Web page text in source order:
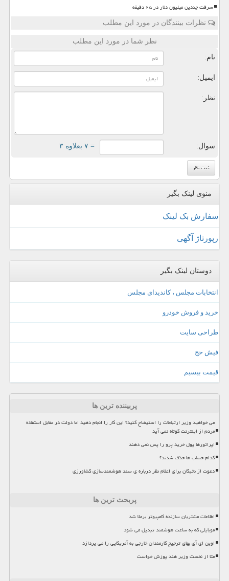
سرقت چندین میلیون دلار در ۲۵ دقیقه
نظرات بینندگان در مورد این مطلب
نظر شما در مورد این مطلب
نام:
ایمیل:
نظر:
سوال: = ۷ بعلاوه ۳
منوی لینک بگیر
سفارش بک لینک
رپورتاژ آگهی
دوستان لینک بگیر
انتخابات مجلس ، کاندیدای مجلس
خرید و فروش خودرو
طراحی سایت
فیش حج
قیمت بیسیم
پربیننده ترین ها
می خواهید وزیر ارتباطات را استیضاح کنید؟ این کار را انجام دهید اما دولت در مقابل استفاده
مردم از اینترنت کوتاه نمی آید
اپراتورها پول خرید پرو را پس نمی دهند
کدام حساب ها حذف شدند؟
دعوت از نخبگان برای اعلام نظر درباره ی سند هوشمندسازی کشاورزی
پربحث ترین ها
اطلاعات مشتریان سازنده کامپیوتر برملا شد
موبایلی که به ساعت هوشمند تبدیل می شود
اوپن ای آی بهای ترجیح کارمندان خارجی به آمریکایی را می پردازد
متا از نخست وزیر هند پوزش خواست